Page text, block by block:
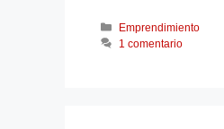
Emprendimiento
1 comentario